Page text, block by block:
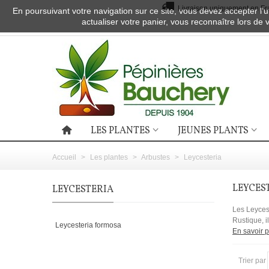
En poursuivant votre navigation sur ce site, vous devez accepter
actualiser votre panier, vous reconnaître lors
Livraison uniquement en
LES PLANTES JEUNES PLANTS
Accueil > Les plantes > Arbustes > Leycesteria
LEYCESTERIA
Leycesteria formosa
Les
Rustique,
En savoir
Trier par